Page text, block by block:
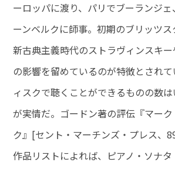
ーロッパに渡り、パリでブーランジ
ーンベルクに師事。初期のブリッツス
新古典主義時代のストラヴィンスキ
の影響を留めているのが特徴とされ
ィスクで聴くことができるものの数
が実情だ。ゴードン著の評伝『マー
ク』[セント・マーチンズ・プレス、
作品リストによれば、ピアノ・ソナ